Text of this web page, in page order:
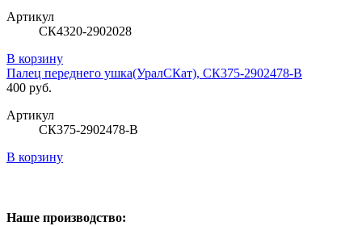
Артикул
СК4320-2902028
В корзину
Палец переднего ушка(УралСКат), СК375-2902478-В
400 руб.
Артикул
СК375-2902478-В
В корзину
Наше производство: